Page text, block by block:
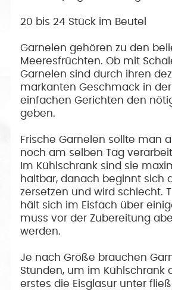
20 bis 24 Stück im Beutel
Garnelen gehören zu den
Meeresfrüchten. Ob mit
Garnelen sind durch ihren
markanten Geschmack in der
einfachen Gerichten den
geben.
Frische Garnelen sollte man
noch am selben Tag
Im Kühlschrank sind sie
haltbar, danach beginnt sich
zersetzen und wird schlecht.
hält sich im Eisfach über
muss vor der Zubereitung
werden.
Je nach Größe brauchen
Stunden, um im Kühlschrank
erstes die Eisglasur unter